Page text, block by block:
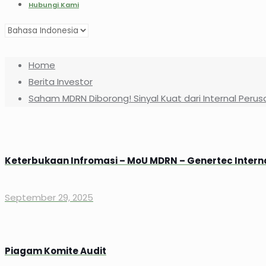
Hubungi Kami
Home
Berita Investor
Saham MDRN Diborong! Sinyal Kuat dari Internal
Keterbukaan Infromasi – MoU MDRN – Genertec
September 29, 2025
Piagam Komite Audit